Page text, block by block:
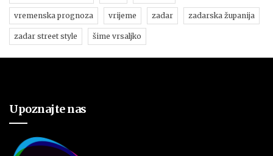
vremenska prognoza vrijeme zadar zadarska županija
zadar street style šime vrsaljko
Upoznajte nas